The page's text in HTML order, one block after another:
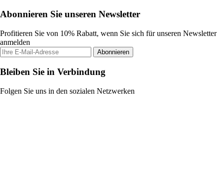
Abonnieren Sie unseren Newsletter
Profitieren Sie von 10% Rabatt, wenn Sie sich für unseren Newsletter
anmelden
Abonnieren
Bleiben Sie in Verbindung
Folgen Sie uns in den sozialen Netzwerken